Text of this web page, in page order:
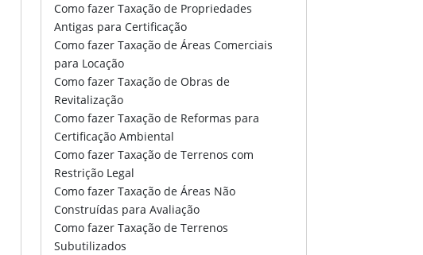
Como fazer Taxação de Propriedades
Antigas para Certificação
Como fazer Taxação de Áreas Comerciais
para Locação
Como fazer Taxação de Obras de
Revitalização
Como fazer Taxação de Reformas para
Certificação Ambiental
Como fazer Taxação de Terrenos com
Restrição Legal
Como fazer Taxação de Áreas Não
Construídas para Avaliação
Como fazer Taxação de Terrenos
Subutilizados